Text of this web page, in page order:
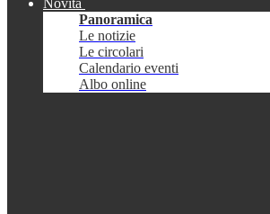
Novità
Panoramica
Le notizie
Le circolari
Calendario eventi
Albo online